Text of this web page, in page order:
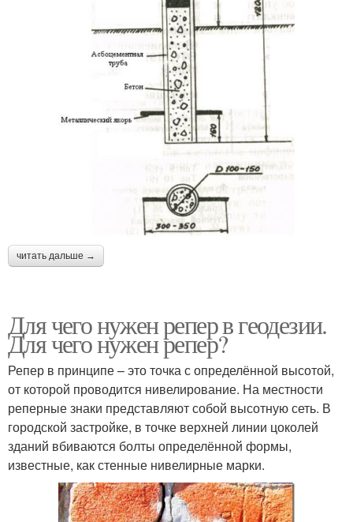
читать дальше →
Для чего нужен репер в геодезии.
Для чего нужен репер?
Репер в принципе – это точка с определённой высотой,
от которой проводится нивелирование. На местности
реперные знаки представляют собой высотную сеть. В
городской застройке, в точке верхней линии цоколей
зданий вбиваются болты определённой формы,
известные, как стенные нивелирные марки.